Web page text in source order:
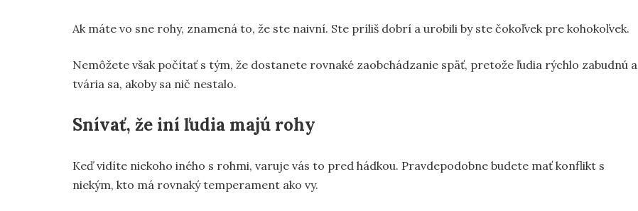
Ak máte vo sne rohy, znamená to, že ste naivní. Ste príliš dobrí a urobili by ste čokoľvek pre kohokoľvek.
Nemôžete však počítať s tým, že dostanete rovnaké zaobchádzanie späť, pretože ľudia rýchlo zabudnú a
tvária sa, akoby sa nič nestalo.
Snívať, že iní ľudia majú rohy
Keď vidíte niekoho iného s rohmi, varuje vás to pred hádkou. Pravdepodobne budete mať konflikt s
niekým, kto má rovnaký temperament ako vy.